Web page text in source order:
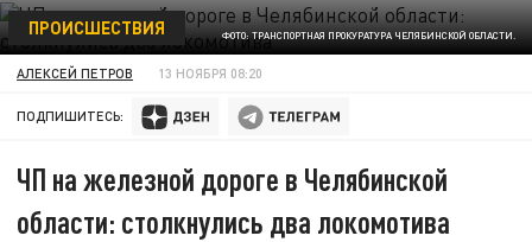
ФОТО: ТРАНСПОРТНАЯ ПРОКУРАТУРА ЧЕЛЯБИНСКОЙ ОБЛАСТИ.
ПРОИСШЕСТВИЯ
АЛЕКСЕЙ ПЕТРОВ 13 НОЯБРЯ 08:20
ПОДПИШИТЕСЬ:
ЧП на железной дороге в Челябинской
области: столкнулись два локомотива